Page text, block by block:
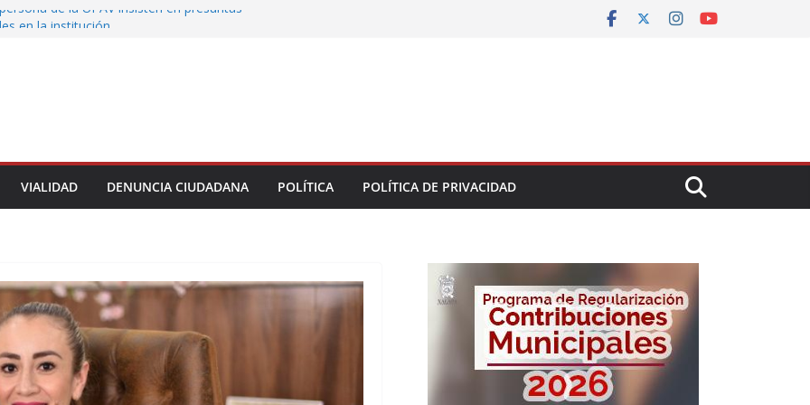
de la UPAV insisten en presuntas
de Veracruz la cultura de la prevención
municipio
VIALIDAD DENUNCIA CIUDADANA POLÍTICA POLÍTICA DE PRIVACIDAD